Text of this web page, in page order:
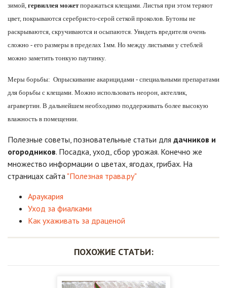
зимой, гервиллея можетпоражаться клещами. Листья при этом теряют
цвет, покрываются серебристо-серой сеткой проколов. Бутоны не
раскрываются, скручиваются и осыпаются. Увидеть вредителя очень
сложно - его размеры в пределах 1мм. Но между листьями у стеблей
можно заметить тонкую паутинку.
Меры борьбы: Опрыскивание акарицидами - специальными препаратами
для борьбы с клещами. Можно использовать неорон, актеллик,
агравертин. В дальнейшем необходимо поддерживать более высокую
влажность в помещении.
Полезные советы, позновательные статьи для дачников и
огородников. Посадка, уход, сбор урожая. Конечно же
множество информации о цветах, ягодах, грибах. На
страницах сайта "Полезная трава.ру"
Араукария
Уход за фиалками
Как ухаживать за драценой
ПОХОЖИЕ СТАТЬИ: